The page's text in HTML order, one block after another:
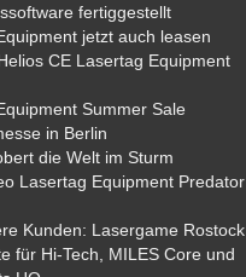
fertiggestellt
jetzt auch leasen
CE Lasertag Equipment
Summer Sale
in Berlin
die Welt im Sturm
Lasertag Equipment Predator
Kunden: Lasergame Rostock
für Hi-Tech, MILES Core und